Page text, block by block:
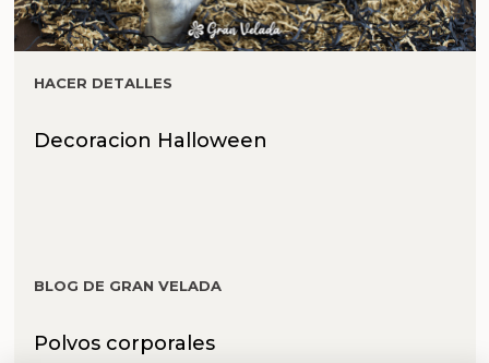
HACER DETALLES
Decoracion Halloween
BLOG DE GRAN VELADA
Polvos corporales